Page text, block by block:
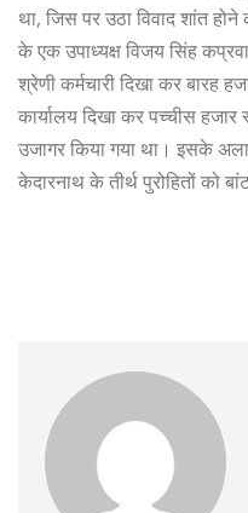
था, जिस पर उठा विवाद शांत
के एक उपाध्यक्ष विजय सिंह
श्रेणी कर्मचारी दिखा कर बारह
कार्यालय दिखा कर पच्चीस
उजागर किया गया था। इसके
केदारनाथ के तीर्थ पुरोहितों को